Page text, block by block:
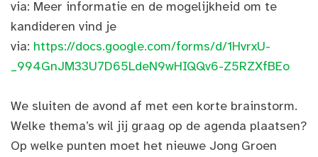
via: Meer informatie en de mogelijkheid om te
kandideren vind je
via: https://docs.google.com/forms/d/1HvrxU-
_994GnJM33U7D65LdeN9wHIQQv6-Z5RZXfBEo
We sluiten de avond af met een korte brainstorm.
Welke thema’s wil jij graag op de agenda plaatsen?
Op welke punten moet het nieuwe Jong Groen